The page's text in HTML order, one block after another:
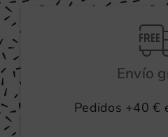
Envío
Pedidos +40 €